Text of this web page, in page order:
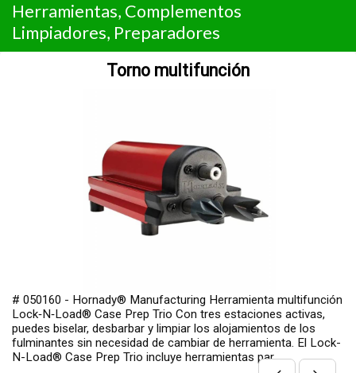
Herramientas, Complementos
Limpiadores, Preparadores
Torno multifunción
# 050160 - Hornady® Manufacturing Herramienta multifunción
Lock‑N‑Load® Case Prep Trio Con tres estaciones activas,
puedes biselar, desbarbar y limpiar los alojamientos de los
fulminantes sin necesidad de cambiar de herramienta. El Lock-
N-Load® Case Prep Trio incluye herramientas par...